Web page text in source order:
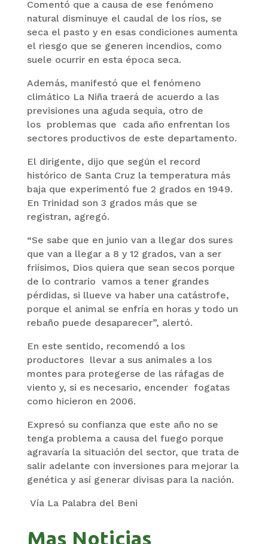
Comentó que a causa de ese fenómeno
natural disminuye el caudal de los ríos, se
seca el pasto y en esas condiciones aumenta
el riesgo que se generen incendios, como
suele ocurrir en esta época seca.
Además, manifestó que el fenómeno
climático La Niña traerá de acuerdo a las
previsiones una aguda sequía, otro de
los problemas que cada año enfrentan los
sectores productivos de este departamento.
El dirigente, dijo que según el record
histórico de Santa Cruz la temperatura más
baja que experimentó fue 2 grados en 1949.
En Trinidad son 3 grados más que se
registran, agregó.
“Se sabe que en junio van a llegar dos sures
que van a llegar a 8 y 12 grados, van a ser
friísimos, Dios quiera que sean secos porque
de lo contrario vamos a tener grandes
pérdidas, si llueve va haber una catástrofe,
porque el animal se enfría en horas y todo un
rebaño puede desaparecer”, alertó.
En este sentido, recomendó a los
productores llevar a sus animales a los
montes para protegerse de las ráfagas de
viento y, si es necesario, encender fogatas
como hicieron en 2006.
Expresó su confianza que este año no se
tenga problema a causa del fuego porque
agravaría la situación del sector, que trata de
salir adelante con inversiones para mejorar la
genética y así generar divisas para la nación.
Vía La Palabra del Beni
Mas Noticias